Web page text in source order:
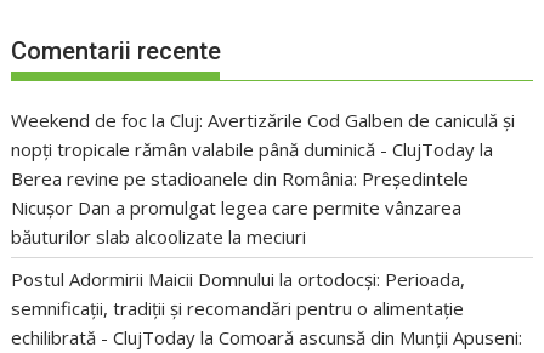
Comentarii recente
Weekend de foc la Cluj: Avertizările Cod Galben de caniculă și
nopți tropicale rămân valabile până duminică - ClujToday la
Berea revine pe stadioanele din România: Președintele
Nicușor Dan a promulgat legea care permite vânzarea
băuturilor slab alcoolizate la meciuri
Postul Adormirii Maicii Domnului la ortodocși: Perioada,
semnificații, tradiții și recomandări pentru o alimentație
echilibrată - ClujToday laComoară ascunsă din Munții Apuseni: